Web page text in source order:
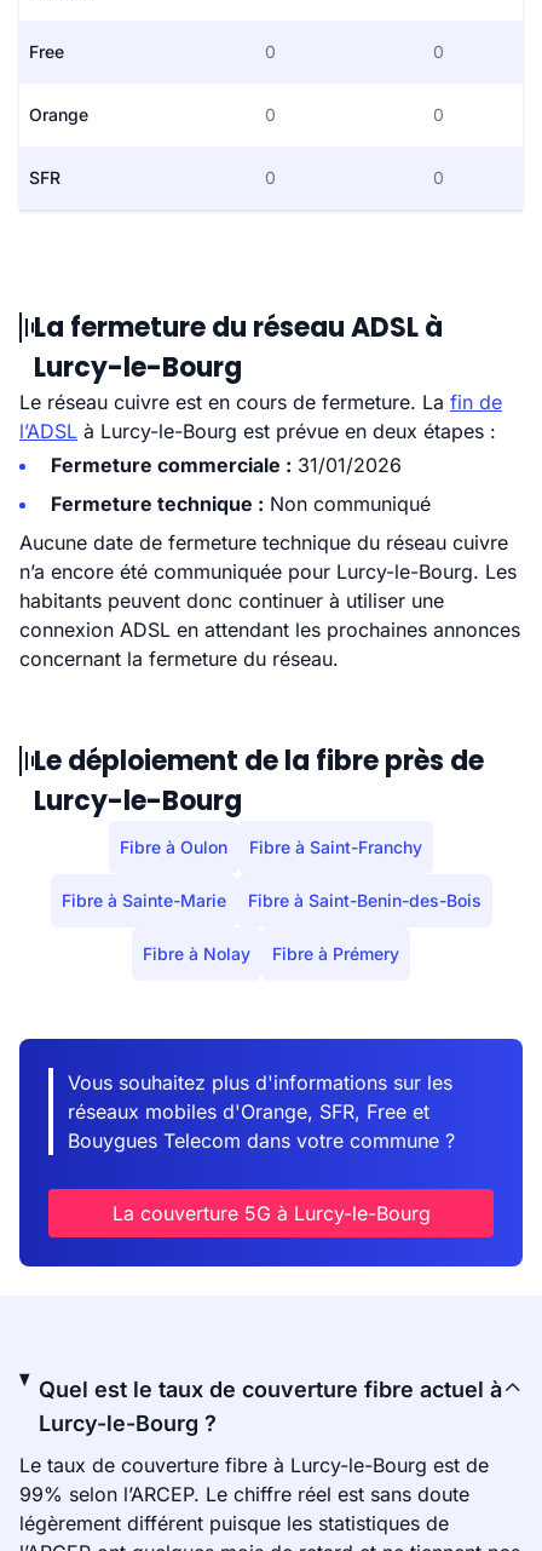
Free 0 0
Orange 0 0
SFR 0 0
La fermeture du réseau ADSL à
Lurcy-le-Bourg
Le réseau cuivre est en cours de fermeture. La fin de
l’ADSL à Lurcy-le-Bourg est prévue en deux étapes :
Fermeture commerciale : 31/01/2026
Fermeture technique : Non communiqué
Aucune date de fermeture technique du réseau cuivre
n’a encore été communiquée pour Lurcy-le-Bourg. Les
habitants peuvent donc continuer à utiliser une
connexion ADSL en attendant les prochaines annonces
concernant la fermeture du réseau.
Le déploiement de la fibre près de
Lurcy-le-Bourg
Fibre à Oulon Fibre à Saint-Franchy
Fibre à Sainte-Marie Fibre à Saint-Benin-des-Bois
Fibre à Nolay Fibre à Prémery
Vous souhaitez plus d'informations sur les
réseaux mobiles d'Orange, SFR, Free et
Bouygues Telecom dans votre commune ?
La couverture 5G à Lurcy-le-Bourg
Quel est le taux de couverture fibre actuel à
Lurcy-le-Bourg ?
Le taux de couverture fibre à Lurcy-le-Bourg est de
99% selon l’ARCEP. Le chiffre réel est sans doute
légèrement différent puisque les statistiques de